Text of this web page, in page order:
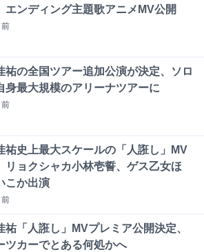
エンディング主題歌アニメMV公開
前
祐の全国ツアー追加公演が決定、ソロ
身最大規模のアリーナツアーに
前
祐史上最大スケールの「人誑し」MV
ョクシャカ小林壱誓、ゲス乙女ほ
こか出演
前
祐「人誑し」MVプレミア公開決定、
ツカーでとある何処かへ